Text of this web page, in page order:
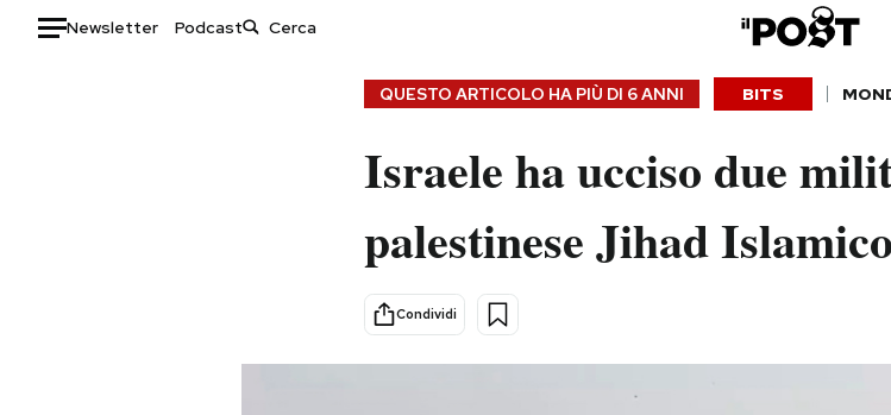
Newsletter Podcast
Consumismi
Storie/Idee
Ok Boomer!
Media
QUESTO ARTICOLO HA PIÙ DI 6 ANNI BITS
Israele ha ucciso due
palestinese Jihad
Condividi